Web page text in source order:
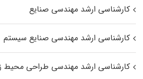
کارشناسی ارشد مهندسی صنایع
کارشناسی ارشد مهندسی صنایع سیستم
کارشناسی ارشد مهندسی طراحی